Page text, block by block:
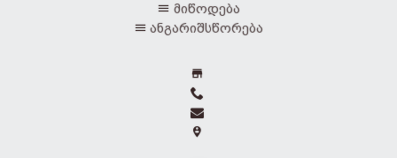
მიწოდება
ანგარიშსწორება